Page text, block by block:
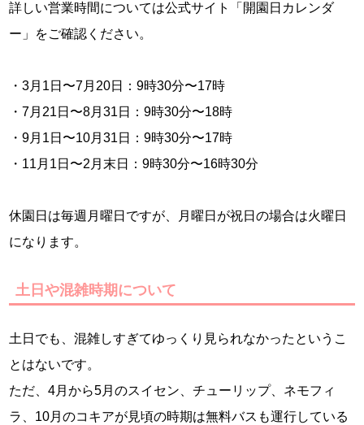
詳しい営業時間については公式サイト「開園日カレンダ
ー」をご確認ください。
・3月1日〜7月20日：9時30分〜17時
・7月21日〜8月31日：9時30分〜18時
・9月1日〜10月31日：9時30分〜17時
・11月1日〜2月末日：9時30分〜16時30分
休園日は毎週月曜日ですが、月曜日が祝日の場合は火曜日
になります。
土日や混雑時期について
土日でも、混雑しすぎてゆっくり見られなかったというこ
とはないです。
ただ、4月から5月のスイセン、チューリップ、ネモフィ
ラ、10月のコキアが見頃の時期は無料バスも運行している